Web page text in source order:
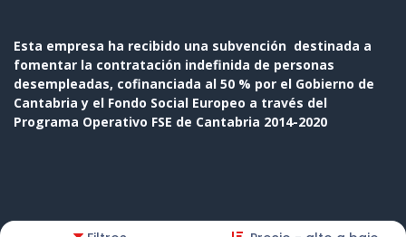
Esta empresa ha recibido una subvención destinada a
fomentar la contratación indefinida de personas
desempleadas, cofinanciada al 50 % por el Gobierno de
Cantabria y el Fondo Social Europeo a través del
Programa Operativo FSE de Cantabria 2014-2020